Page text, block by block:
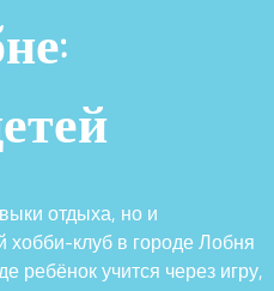
отдыха, но и
клуб в городе Лобня
ребёнок учится через игру,